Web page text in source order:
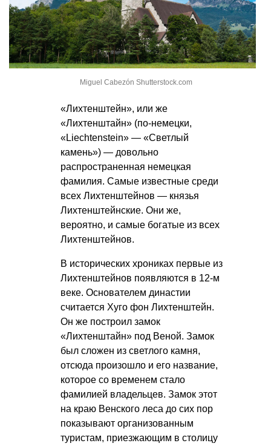
Miguel Cabezón Shutterstock.com
«Лихтенштейн», или же
«Лихтенштайн» (по-немецки,
«Liechtenstein» — «Светлый
камень») — довольно
распространенная немецкая
фамилия. Самые известные среди
всех Лихтенштейнов — князья
Лихтенштейнские. Они же,
вероятно, и самые богатые из всех
Лихтенштейнов.
В исторических хрониках первые из
Лихтенштейнов появляются в 12-м
веке. Основателем династии
считается Хуго фон Лихтенштейн.
Он же построил замок
«Лихтенштайн» под Веной. Замок
был сложен из светлого камня,
отсюда произошло и его название,
которое со временем стало
фамилией владельцев. Замок этот
на краю Венского леса до сих пор
показывают организованным
туристам, приезжающим в столицу